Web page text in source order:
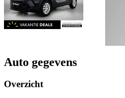
Auto gegevens
Overzicht